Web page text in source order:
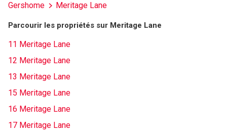
Gershome
Meritage Lane
Parcourir les propriétés sur Meritage Lane
11 Meritage Lane
12 Meritage Lane
13 Meritage Lane
15 Meritage Lane
16 Meritage Lane
17 Meritage Lane